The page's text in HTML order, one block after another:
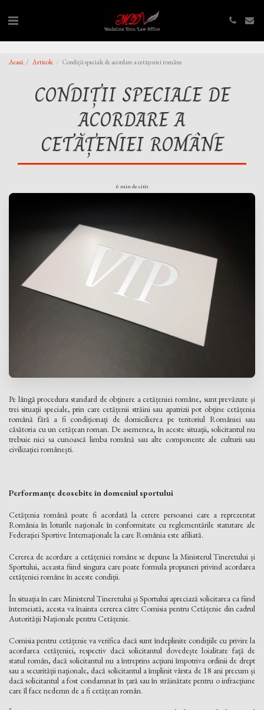
Acasă Articole Condiții speciale de acordare a cetățeniei române
CONDIȚII SPECIALE DE
ACORDARE A
CETĂȚENIEI ROMÂNE
6 min de citit
Pe lângă procedura standard de obținere a cetățeniei române, sunt prevăzute și
trei situații speciale, prin care cetățenii străini sau apatrizii pot obține cetățenia
română fără a fi condiționați de domicilierea pe teritoriul României sau
căsătoria cu un cetățean roman. De asemenea, în aceste situații, solicitantul nu
trebuie nici sa cunoască limba română sau alte componente ale culturii sau
civilizației românești.
Performanțe deosebite în domeniul sportului
Cetățenia română poate fi acordată la cerere persoanei care a reprezentat
România în loturile naționale în conformitate cu reglementările statutare ale
Federației Sportive Internaționale la care România este afiliată.
Cererea de acordare a cetățeniei române se depune la Ministerul Tineretului și
Sportului, aceasta fiind singura care poate formula propuneri privind acordarea
cetățeniei române în aceste condiții.
În situația în care Ministerul Tineretului și Sportului apreciază solicitarea ca fiind
întemeiată, acesta va înainta cererea către Comisia pentru Cetățenie din cadrul
Autorității Naționale pentru Cetățenie.
Comisia pentru cetățenie va verifica dacă sunt îndeplinite condițiile cu privire la
acordarea cetățeniei, respectiv dacă solicitantul dovedește loialitate față de
statul român, dacă solicitantul nu a întreprins acțiuni împotriva ordinii de drept
sau a securității naționale, dacă solicitantul a împlinit vârsta de 18 ani precum și
dacă solicitantul a fost condamnat în țară sau în străinătate pentru o infracțiune
care îl face nedemn de a fi cetățean român.